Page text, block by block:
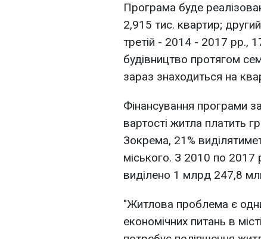
Програма буде
2,915 тис. квартир;
третій - 2014 - 2017 рр.,
будівництво протягом
зараз знаходиться на
Фінансування програми
вартості житла платить
Зокрема, 21%
міського. З 2010 по
виділено 1 млрд 247,8
"Житлова проблема є
економічних питань в